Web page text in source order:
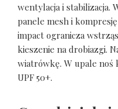
wentylacja i stabilizacja.
panele mesh i
impact ogranicza
kieszenie na drobiazgi.
wiatrówkę. W upale
UPF 50+.